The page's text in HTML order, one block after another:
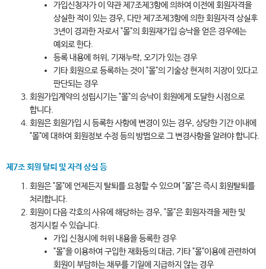
가입신청자가 이 약관 제7조제3항에 의하여 이전에 회원자격을
상실한 적이 있는 경우, 다만 제7조제3항에 의한 회원자격 상실후
3년이 경과한 자로서 "몰"의 회원재가입 승낙을 얻은 경우에는
예외로 한다.
등록 내용에 허위, 기재누락, 오기가 있는 경우
기타 회원으로 등록하는 것이 "몰"의 기술상 현저히 지장이 있다고
판단되는 경우
회원가입계약의 성립시기는 "몰"의 승낙이 회원에게 도달한 시점으로
합니다.
회원은 회원가입 시 등록한 사항에 변경이 있는 경우, 상당한 기간 이내에
"몰"에 대하여 회원정보 수정 등의 방법으로 그 변경사항을 알려야 합니다.
제7조 회원 탈퇴 및 자격 상실 등
회원은 "몰"에 언제든지 탈퇴를 요청할 수 있으며 "몰"은 즉시 회원탈퇴를
처리합니다.
회원이 다음 각호의 사유에 해당하는 경우, "몰"은 회원자격을 제한 및
정지시킬 수 있습니다.
가입 신청시에 허위 내용을 등록한 경우
"몰"을 이용하여 구입한 재화등의 대금, 기타 "몰"이용에 관련하여
회원이 부담하는 채무를 기일에 지급하지 않는 경우